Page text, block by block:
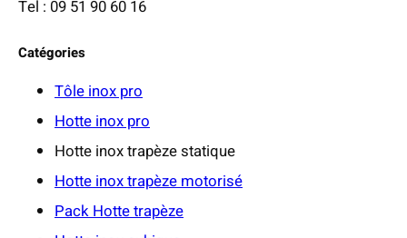
Tel : 09 51 90 60 16
Catégories
Tôle inox pro
Hotte inox pro
Hotte inox trapèze statique
Hotte inox trapèze motorisé
Pack Hotte trapèze